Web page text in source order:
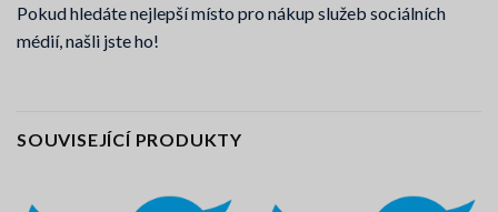
Pokud hledáte nejlepší místo pro nákup služeb sociálních
médií, našli jste ho!
SOUVISEJÍCÍ PRODUKTY